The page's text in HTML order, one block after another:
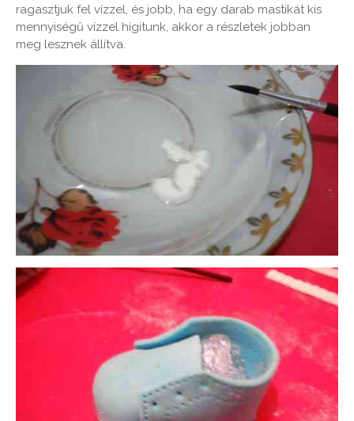
ragasztjuk fel vízzel, és jobb, ha egy darab mastikát kis
mennyiségű vízzel hígítunk, akkor a részletek jobban
meg lesznek állítva.